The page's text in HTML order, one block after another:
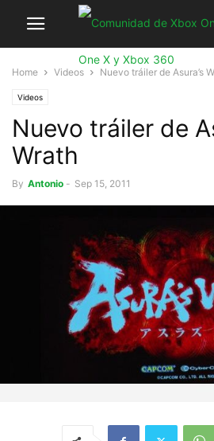
Home Videos Nuevo tráiler de Asura’s
Videos
Nuevo tráiler de
Wrath
By Antonio - Sep 15, 2011